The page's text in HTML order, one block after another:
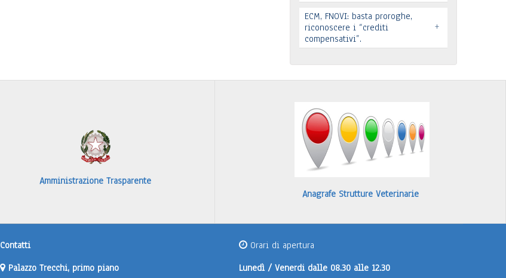
Leggi tutto
Premio “Il peso delle cose” -
Candidature
… Leggi tutto
ECM, FNOVI: basta proroghe,
riconoscere i “crediti
compensativi”.
+
Leggi tutto
Amministrazione Trasparente
Anagrafe Strutture Veterinarie
Contatti
Palazzo Trecchi, primo piano
Orari di apertura
Lunedì / Venerdidalle 08.30 alle 12.30